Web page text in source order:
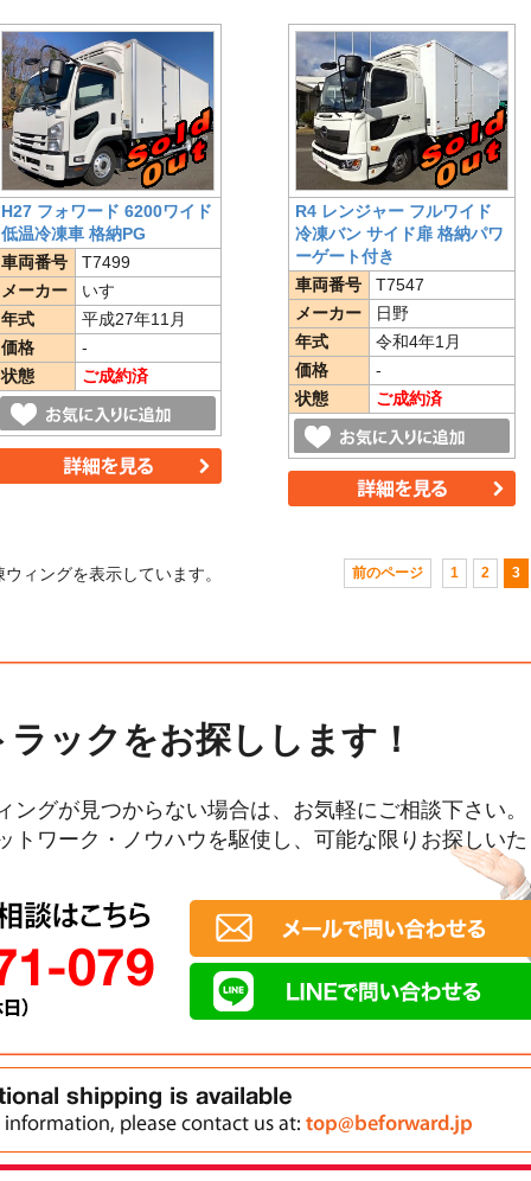
H27 フォワード 6200ワイド
低温冷凍車 格納PG
車両番号
T7499
メーカー
いすゞ
年式
平成27年11月
価格
-
状態
ご成約済
R4 レンジャー フルワイド
冷凍バン サイド扉 格納パワ
ーゲート付き
車両番号
T7547
メーカー
日野
年式
令和4年1月
価格
-
状態
ご成約済
ィングを表示しています。 前のページ 1 2 3
ックをお探しします！
ングが見つからない場合は、お気軽にご相談下さい。
トワーク・ノウハウを駆使し、可能な限りお探しいた